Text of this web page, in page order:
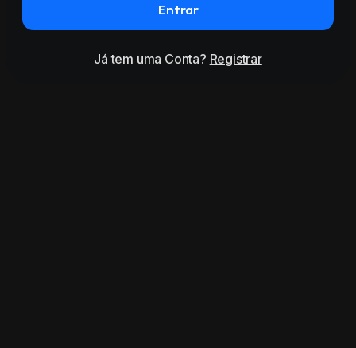
Entrar
Já tem uma Conta? Registrar